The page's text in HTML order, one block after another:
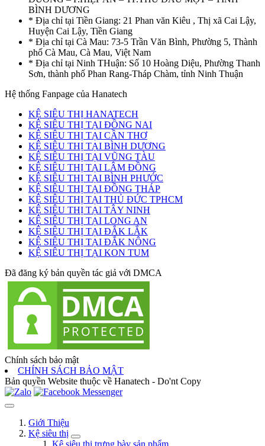
BÌNH DƯƠNG
* Địa chỉ tại Tiền Giang: 21 Phan văn Kiêu , Thị xã Cai Lậy,
Huyện Cai Lậy, Tiền Giang
* Địa chỉ tại Cà Mau: 73-5 Trần Văn Bình, Phường 5, Thành
phố Cà Mau, Cà Mau, Việt Nam
* Địa chỉ tại Ninh THuận: Số 10 Hoàng Diệu, Phường Thanh
Sơn, thành phố Phan Rang-Tháp Chàm, tỉnh Ninh Thuận
Hệ thống Fanpage của Hanatech
KỆ SIÊU THỊ HANATECH
KỆ SIÊU THỊ TẠI ĐỒNG NAI
KỆ SIÊU THỊ TẠI CẦN THƠ
KỆ SIÊU THỊ TẠI BÌNH DƯƠNG
KỆ SIÊU THỊ TẠI VŨNG TÀU
KỆ SIÊU THỊ TẠI LÂM ĐỒNG
KỆ SIÊU THỊ TẠI BÌNH PHƯỚC
KỆ SIÊU THỊ TẠI ĐỒNG THÁP
KỆ SIÊU THỊ TẠI THỦ ĐỨC TPHCM
KỆ SIÊU THỊ TẠI TÂY NINH
KỆ SIÊU THỊ TẠI LONG AN
KỆ SIÊU THỊ TẠI ĐẮK LẮK
KỆ SIÊU THỊ TẠI ĐẮK NÔNG
KỆ SIÊU THỊ TẠI KON TUM
Đã đăng ký bản quyền tác giả với DMCA
Chính sách bảo mật
CHÍNH SÁCH BẢO MẬT
Bản quyền Website thuộc về Hanatech - Do'nt Copy
Giới Thiệu
Kệ siêu thị
Kệ siêu thị trưng bày sản phẩm